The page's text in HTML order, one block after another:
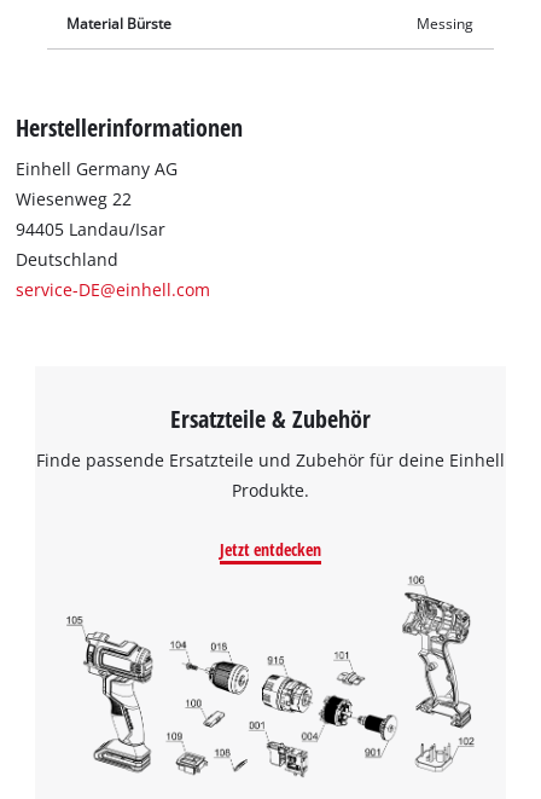
Material Bürste Messing
Herstellerinformationen
Einhell Germany AG
Wiesenweg 22
94405 Landau/Isar
Deutschland
service-DE@einhell.com
Ersatzteile & Zubehör
Finde passende Ersatzteile und Zubehör für deine Einhell
Produkte.
Jetzt entdecken